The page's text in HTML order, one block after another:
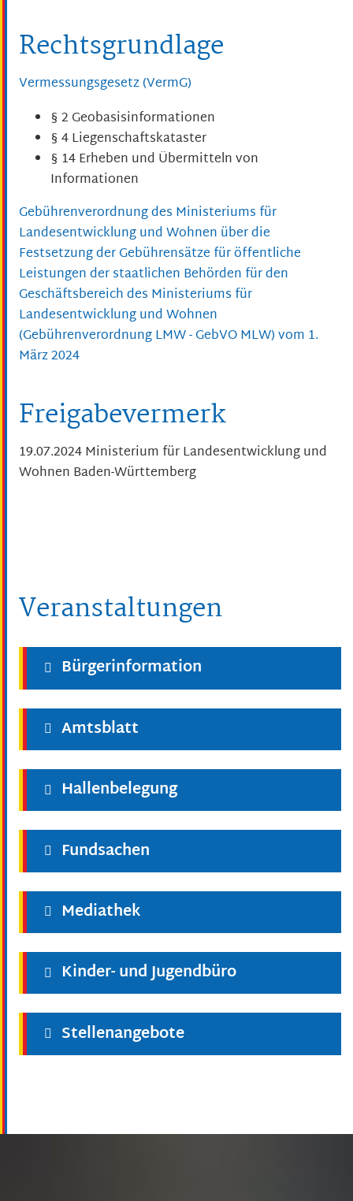
Rechtsgrundlage
Vermessungsgesetz (VermG)
§ 2 Geobasisinformationen
§ 4 Liegenschaftskataster
§ 14 Erheben und Übermitteln von
Informationen
Gebührenverordnung des Ministeriums für
Landesentwicklung und Wohnen über die
Festsetzung der Gebührensätze für öffentliche
Leistungen der staatlichen Behörden für den
Geschäftsbereich des Ministeriums für
Landesentwicklung und Wohnen
(Gebührenverordnung LMW - GebVO MLW) vom 1.
März 2024
Freigabevermerk
19.07.2024 Ministerium für Landesentwicklung und
Wohnen Baden-Württemberg
Veranstaltungen
Bürgerinformation
Amtsblatt
Hallenbelegung
Fundsachen
Mediathek
Kinder- und Jugendbüro
Stellenangebote